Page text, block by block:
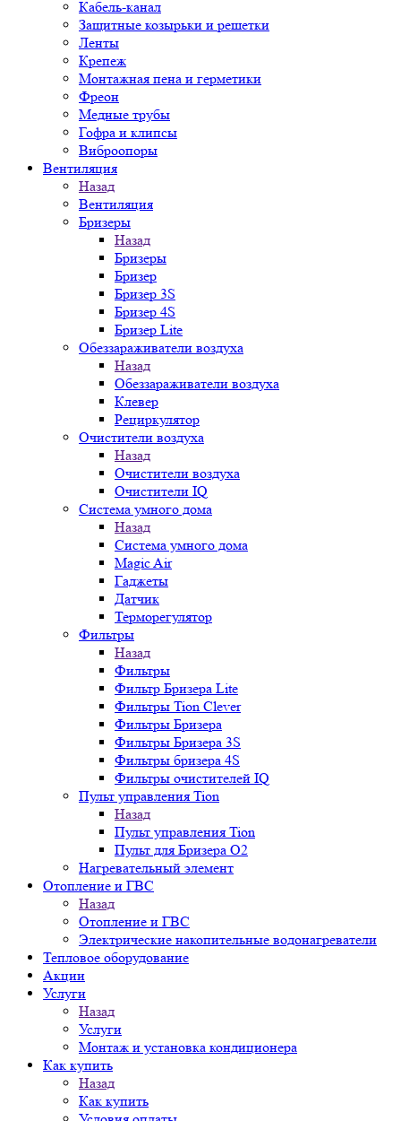
Кабель-канал
Защитные козырьки и решетки
Ленты
Крепеж
Монтажная пена и герметики
Фреон
Медные трубы
Гофра и клипсы
Виброопоры
Вентиляция
Назад
Вентиляция
Бризеры
Назад
Бризеры
Бризер
Бризер 3S
Бризер 4S
Бризер Lite
Обеззараживатели воздуха
Назад
Обеззараживатели воздуха
Клевер
Рециркулятор
Очистители воздуха
Назад
Очистители воздуха
Очистители IQ
Система умного дома
Назад
Система умного дома
Magic Air
Гаджеты
Датчик
Терморегулятор
Фильтры
Назад
Фильтры
Фильтр Бризера Lite
Фильтры Tion Clever
Фильтры Бризера
Фильтры Бризера 3S
Фильтры бризера 4S
Фильтры очистителей IQ
Пульт управления Tion
Назад
Пульт управления Tion
Пульт для Бризера O2
Нагревательный элемент
Отопление и ГВС
Назад
Отопление и ГВС
Электрические накопительные водонагреватели
Тепловое оборудование
Акции
Услуги
Назад
Услуги
Монтаж и установка кондиционера
Как купить
Назад
Как купить